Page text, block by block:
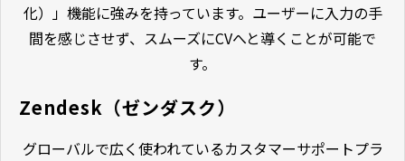
化）」機能に強みを持っています。ユーザーに入力の手
間を感じさせず、スムーズにCVへと導くことが可能で
す。
Zendesk（ゼンダスク）
グローバルで広く使われているカスタマーサポートプラ